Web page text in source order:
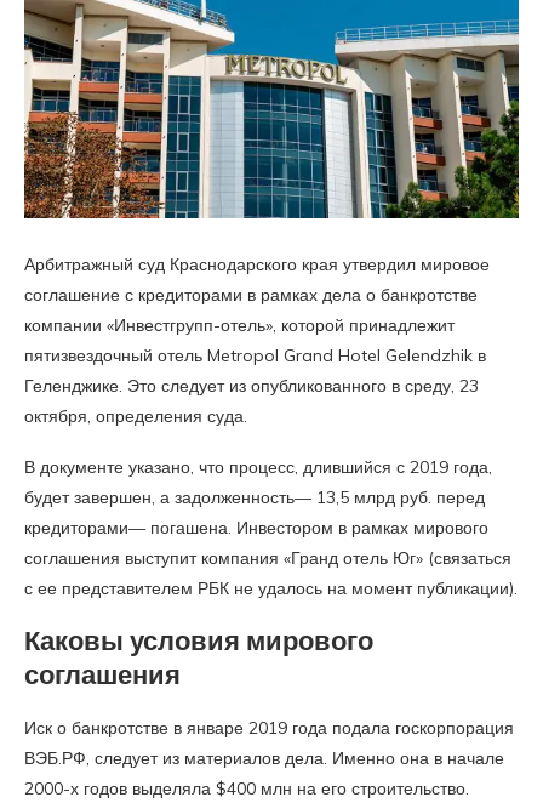
Арбитражный суд Краснодарского края утвердил мировое
соглашение с кредиторами в рамках дела о банкротстве
компании «Инвестгрупп-отель», которой принадлежит
пятизвездочный отель Metropol Grand Hotel Gelendzhik в
Геленджике. Это следует из опубликованного в среду, 23
октября, определения суда.
В документе указано, что процесс, длившийся с 2019 года,
будет завершен, а задолженность— 13,5 млрд руб. перед
кредиторами— погашена. Инвестором в рамках мирового
соглашения выступит компания «Гранд отель Юг» (связаться
с ее представителем РБК не удалось на момент публикации).
Каковы условия мирового
соглашения
Иск о банкротстве в январе 2019 года подала госкорпорация
ВЭБ.РФ, следует из материалов дела. Именно она в начале
2000-х годов выделяла $400 млн на его строительство.